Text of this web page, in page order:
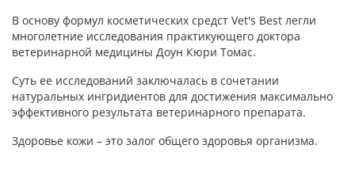
В основу формул косметических средст Vet's Best легли
многолетние исследования практикующего доктора
ветеринарной медицины Доун Кюри Томас.
Суть ее исследований заключалась в сочетании
натуральных ингридиентов для достижения максимально
эффективного результата ветеринарного препарата.
Здоровье кожи – это залог общего здоровья организма.